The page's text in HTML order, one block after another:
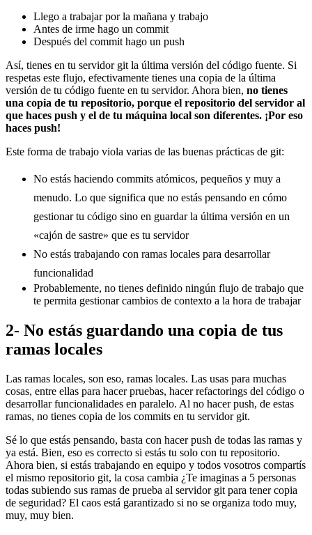
Llego a trabajar por la mañana y trabajo
Antes de irme hago un commit
Después del commit hago un push
Así, tienes en tu servidor git la última versión del código fuente. Si
respetas este flujo, efectivamente tienes una copia de la última
versión de tu código fuente en tu servidor. Ahora bien, no tienes
una copia de tu repositorio, porque el repositorio del servidor al
que haces push y el de tu máquina local son diferentes. ¡Por eso
haces push!
Este forma de trabajo viola varias de las buenas prácticas de git:
No estás haciendo commits atómicos, pequeños y muy a
menudo. Lo que significa que no estás pensando en cómo
gestionar tu código sino en guardar la última versión en un
«cajón de sastre» que es tu servidor
No estás trabajando con ramas locales para desarrollar
funcionalidad
Probablemente, no tienes definido ningún flujo de trabajo que
te permita gestionar cambios de contexto a la hora de trabajar
2- No estás guardando una copia de tus
ramas locales
Las ramas locales, son eso, ramas locales. Las usas para muchas
cosas, entre ellas para hacer pruebas, hacer refactorings del código o
desarrollar funcionalidades en paralelo. Al no hacer push, de estas
ramas, no tienes copia de los commits en tu servidor git.
Sé lo que estás pensando, basta con hacer push de todas las ramas y
ya está. Bien, eso es correcto si estás tu solo con tu repositorio.
Ahora bien, si estás trabajando en equipo y todos vosotros compartís
el mismo repositorio git, la cosa cambia ¿Te imaginas a 5 personas
todas subiendo sus ramas de prueba al servidor git para tener copia
de seguridad? El caos está garantizado si no se organiza todo muy,
muy, muy bien.